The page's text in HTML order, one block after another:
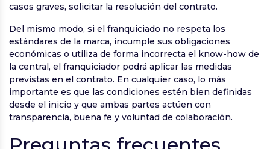
casos graves, solicitar la resolución del contrato.
Del mismo modo, si el franquiciado no respeta los
estándares de la marca, incumple sus obligaciones
económicas o utiliza de forma incorrecta el know-how de
la central, el franquiciador podrá aplicar las medidas
previstas en el contrato. En cualquier caso, lo más
importante es que las condiciones estén bien definidas
desde el inicio y que ambas partes actúen con
transparencia, buena fe y voluntad de colaboración.
Preguntas frecuentes